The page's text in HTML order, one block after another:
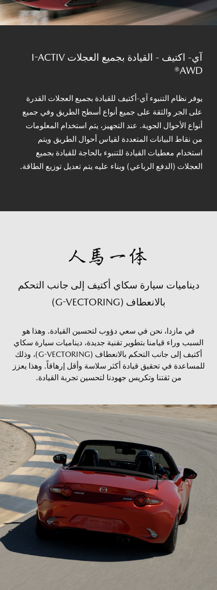
آي- اكتيف - القيادة بجميع العجلات I-ACTIV
AWD®
يوفر نظام التنبوء آي-أكتيف للقيادة بجميع العجلات القدرة
على الجر والثقة على جميع أنواع أسطح الطريق وفي جميع
أنواع الأحوال الجوية. عند التجهيز، يتم استخدام المعلومات
من نقاط البيانات المتعددة لقياس أحوال الطريق ويتم
استخدام معطيات القيادة للتنبوء بالحاجة للقيادة بجميع
العجلات (الدفع الرباعي) وبناء عليه يتم تعديل توزيع الطاقة.
ديناميات سيارة سكاي أكتيف إلى جانب التحكم
بالانعطاف (G-VECTORING)
في مازدا، نحن في سعي دؤوب لتحسين القيادة. وهذا هو
السبب وراء قيامنا بتطوير تقنية جديدة، ديناميات سيارة سكاي
أكتيف إلى جانب التحكم بالانعطاف (G-VECTORING)، وذلك
للمساعدة في تحقيق قيادة أكثر سلاسة وأقل إرهاقاً. وهذا يعزز
من ثقتنا وتكريس جهودنا لتحسين تجربة القيادة.